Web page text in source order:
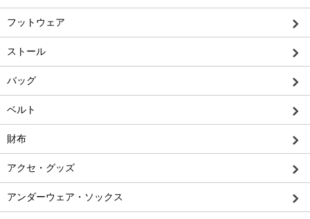
フットウェア
ストール
バッグ
ベルト
財布
アクセ・グッズ
アンダーウェア・ソックス